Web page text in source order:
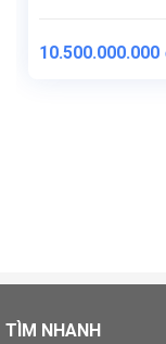
10.500.000.000
TÌM NHANH